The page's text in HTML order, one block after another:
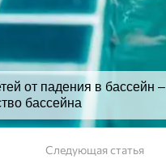
от падения в бассейн –
бассейна
Следующая статья